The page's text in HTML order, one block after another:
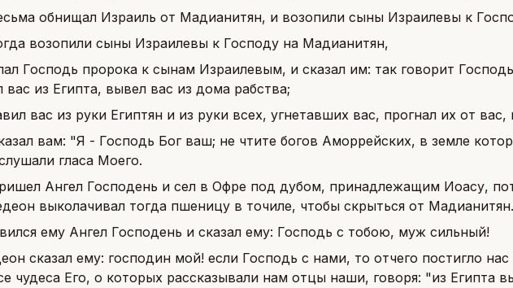
обнищал Израиль от Мадианитян, и возопили сыны Израилевы к
возопили сыны Израилевы к Господу на Мадианитян,
Господь пророка к сынам Израилевым, и сказал им: так говорит
вас из Египта, вывел вас из дома рабства;
вас из руки Египтян и из руки всех, угнетавших вас, прогнал их от
вам: "Я - Господь Бог ваш; не чтите богов Аморрейских, в земле
гласа Моего.
Ангел Господень и сел в Офре под дубом, принадлежащим Иоасу,
выколачивал тогда пшеницу в точиле, чтобы скрыться от Мадианитян.
ему Ангел Господень и сказал ему: Господь с тобою, муж сильный!
сказал ему: господин мой! если Господь с нами, то отчего постигло
чудеса Его, о которых рассказывали нам отцы наши, говоря: "из Египта